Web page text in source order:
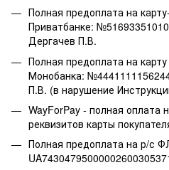
Полная предоплата на
Приватбанке:
Дергачев П.В.
Полная предоплата на карту
Монобанка:
П.В. (в нарушение
WayForPay - полная оплата
реквизитов карты
Полная предоплата на р/с